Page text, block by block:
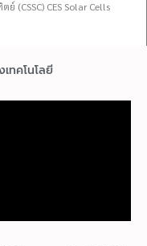
CES Solar Cells
ทคโนโลยี